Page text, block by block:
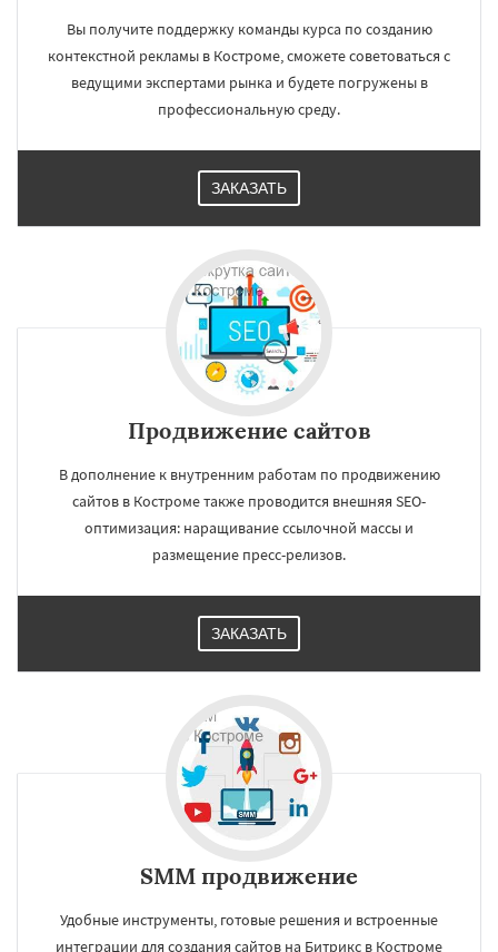
Вы получите поддержку команды курса по созданию
контекстной рекламы в Костроме, сможете советоваться с
ведущими экспертами рынка и будете погружены в
профессиональную среду.
ЗАКАЗАТЬ
Продвижение сайтов
В дополнение к внутренним работам по продвижению
сайтов в Костроме также проводится внешняя SEO-
оптимизация: наращивание ссылочной массы и
размещение пресс-релизов.
ЗАКАЗАТЬ
SMM продвижение
Удобные инструменты, готовые решения и встроенные
интеграции для создания сайтов на Битрикс в Костроме